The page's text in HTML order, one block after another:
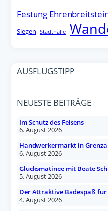
Festung Ehrenbreitstein
Siegen Stadthalle
AUSFLUGSTIPP
NEUESTE BEITRÄGE
Im Schutz des Felsens
6. August 2026
Handwerkermarkt in
6. August 2026
Glücksmatinee mit Beate
5. August 2026
Der Attraktive Badespaß für
4. August 2026